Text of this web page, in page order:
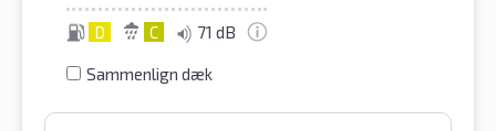
D C 71 dB
Sammenlign dæk